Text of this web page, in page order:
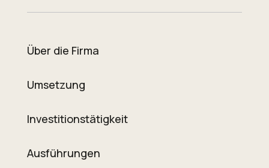
Über die Firma
Umsetzung
Investitionstätigkeit
Ausführungen